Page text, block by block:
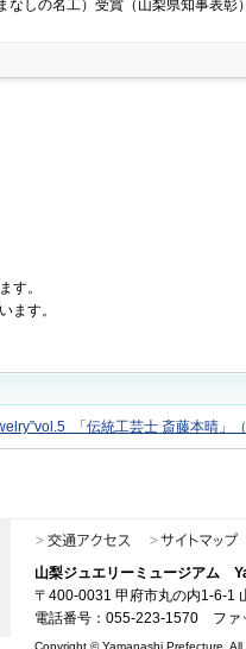
なしの名工）受賞（山梨県知事表彰
す。
ます。
「伝統工芸士 斎藤本晴」
山梨ジュエリーミュージアム
〒400-0031 甲府市丸の内1-6-1
電話番号：055-223-1570 ファ
Copyright © Yamanashi Prefecture.